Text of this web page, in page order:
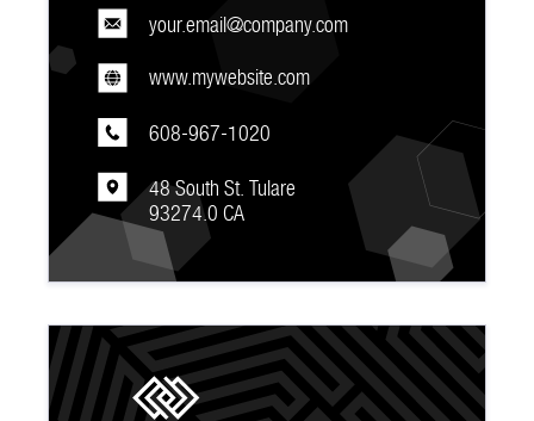
608-967-1020
48 South St. Tulare
93274.0 CA
www.mywebsite.com
your.email@company.com